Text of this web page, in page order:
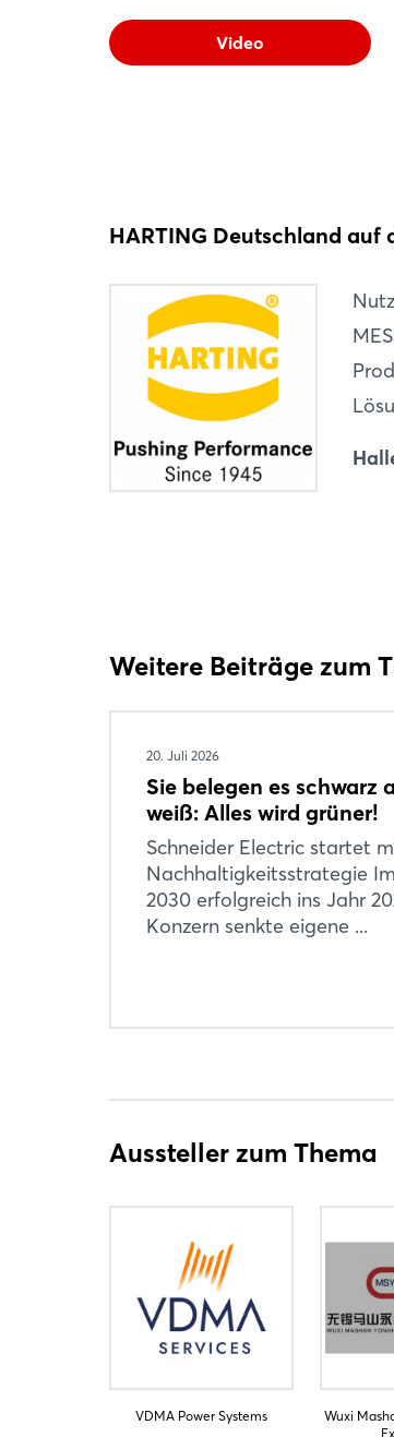
Video
HARTING Deutschland auf
Weitere Beiträge zum
20. Juli 2026
Sie belegen es schwarz
weiß: Alles wird grüner!
Schneider Electric startet
Nachhaltigkeitsstrategie
2030 erfolgreich ins Jahr
Konzern senkte eigene ...
Aussteller zum Thema
VDMA Power Systems
Wuxi